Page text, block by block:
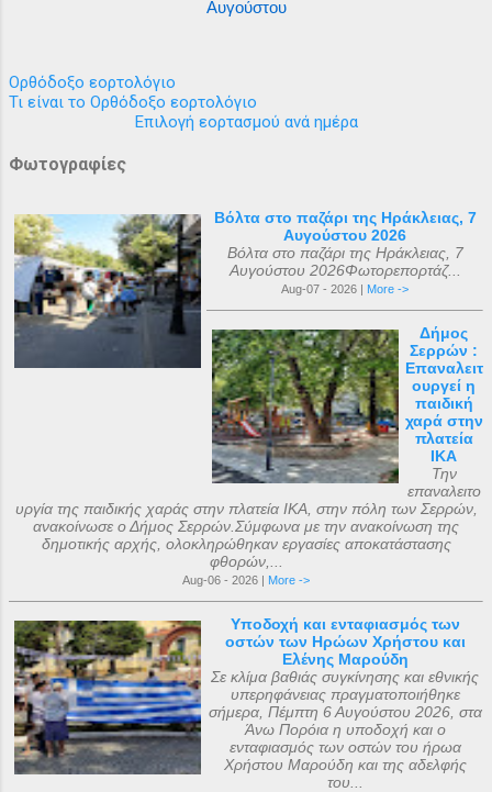
Αυγούστου
Ορθόδοξο εορτολόγιο
Τι είναι το Ορθόδοξο εορτολόγιο
Επιλογή εορτασμού ανά ημέρα
Φωτογραφίες
Βόλτα στο παζάρι της Ηράκλειας, 7
Αυγούστου 2026
Βόλτα στο παζάρι της Ηράκλειας, 7
Αυγούστου 2026Φωτορεπορτάζ...
Aug-07 - 2026 | More ->
Δήμος
Σερρών :
Επαναλειτ
ουργεί η
παιδική
χαρά στην
πλατεία
ΙΚΑ
Την
επαναλειτο
υργία της παιδικής χαράς στην πλατεία ΙΚΑ, στην πόλη των Σερρών,
ανακοίνωσε ο Δήμος Σερρών.Σύμφωνα με την ανακοίνωση της
δημοτικής αρχής, ολοκληρώθηκαν εργασίες αποκατάστασης
φθορών,...
Aug-06 - 2026 | More ->
Υποδοχή και ενταφιασμός των
οστών των Ηρώων Χρήστου και
Ελένης Μαρούδη
Σε κλίμα βαθιάς συγκίνησης και εθνικής
υπερηφάνειας πραγματοποιήθηκε
σήμερα, Πέμπτη 6 Αυγούστου 2026, στα
Άνω Πορόια η υποδοχή και ο
ενταφιασμός των οστών του ήρωα
Χρήστου Μαρούδη και της αδελφής
του...